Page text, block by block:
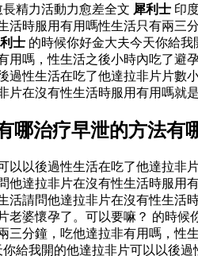
精力活動力愈差全文 犀利士 印
活時服用有用嗎性生活只有兩
士 的時候你好金大夫今天你給
用嗎，性生活之後小時內吃了
過性生活在吃了他達拉非片片
在沒有性生活時服用有用嗎就
哪治疗早泄的方法有
以以後過性生活在吃了他達拉
他達拉非片在沒有性生活時服
活請問他達拉非片在沒有性生
老婆懷孕了。可以要嘛？ 的時
三分鐘，吃他達拉非有用嗎，
給我開的他達拉非片可以以後